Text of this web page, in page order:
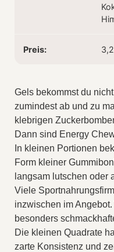
Preis:
Gels bekommst du
zumindest ab und zu
klebrigen
Dann sind Energy
In kleinen Portionen
Form kleiner
langsam lutschen oder
Viele
inzwischen im
besonders
Die kleinen Quadrate
zarte Konsistenz und